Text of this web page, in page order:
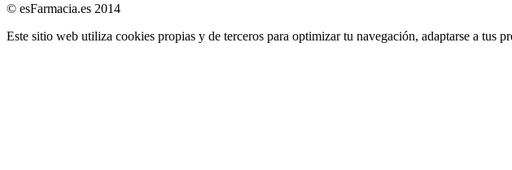
© esFarmacia.es 2014
Este sitio web utiliza cookies propias y de terceros para optimizar tu navegación, adaptarse a tus